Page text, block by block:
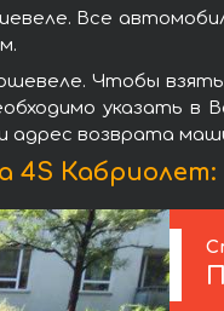
Все
Чтобы
указать
адрес возврата
4S Кабриолет: